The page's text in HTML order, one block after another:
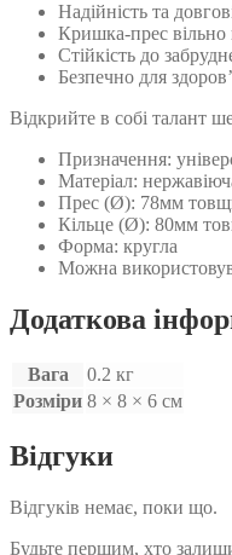
Надійність та
Кришка-прес вільно
Стійкість до
Безпечно для
Відкрийте в собі талант
Призначення:
Матеріал:
Прес (Ø): 78мм
Кільце (Ø): 80мм
Форма: кругла
Можна
Додаткова
Вага
0.2 кг
Розміри 8 × 8 × 6 см
Відгуки
Відгуків немає, поки що.
Будьте першим, хто